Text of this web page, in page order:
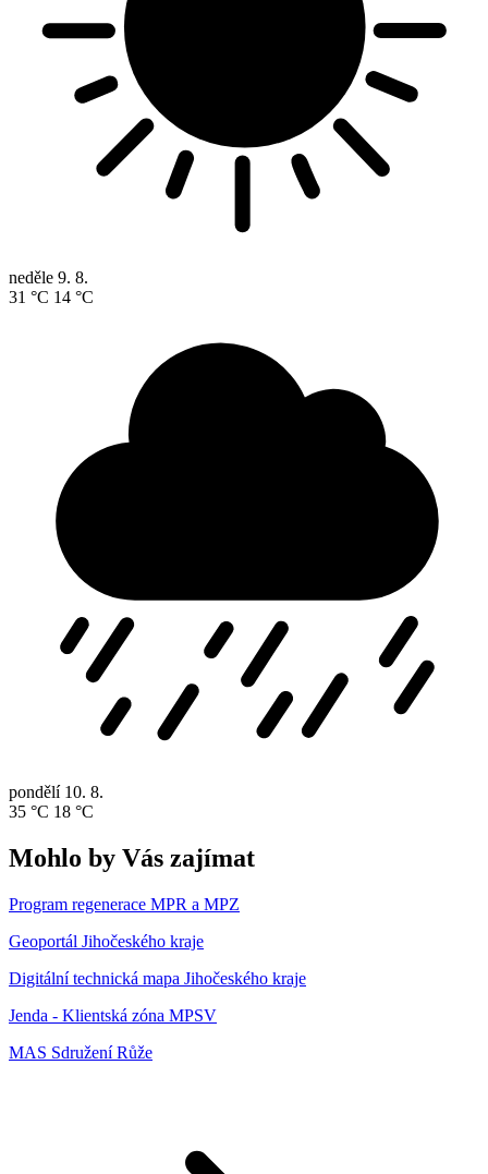
neděle 9. 8.
31 °C 14 °C
pondělí 10. 8.
35 °C 18 °C
Mohlo by Vás zajímat
Program regenerace MPR a MPZ
Geoportál Jihočeského kraje
Digitální technická mapa Jihočeského kraje
Jenda - Klientská zóna MPSV
MAS Sdružení Růže